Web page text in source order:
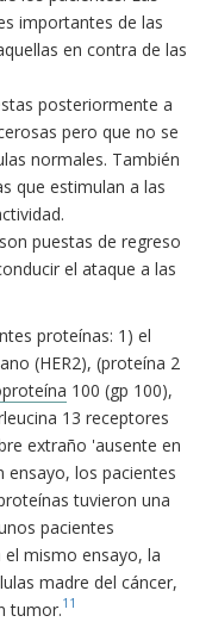
importantes de las
en contra de las
posteriormente a
pero que no se
normales. También
que estimulan a las
puestas de regreso
el ataque a las
proteínas: 1) el
(HER2), (proteína 2
100 (gp 100),
13 receptores
extraño 'ausente en
ensayo, los pacientes
tuvieron una
pacientes
mismo ensayo, la
madre del cáncer,
tumor.11